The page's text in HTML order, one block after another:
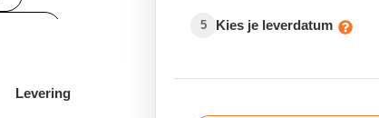
Levering
5 Kies je leverdatum